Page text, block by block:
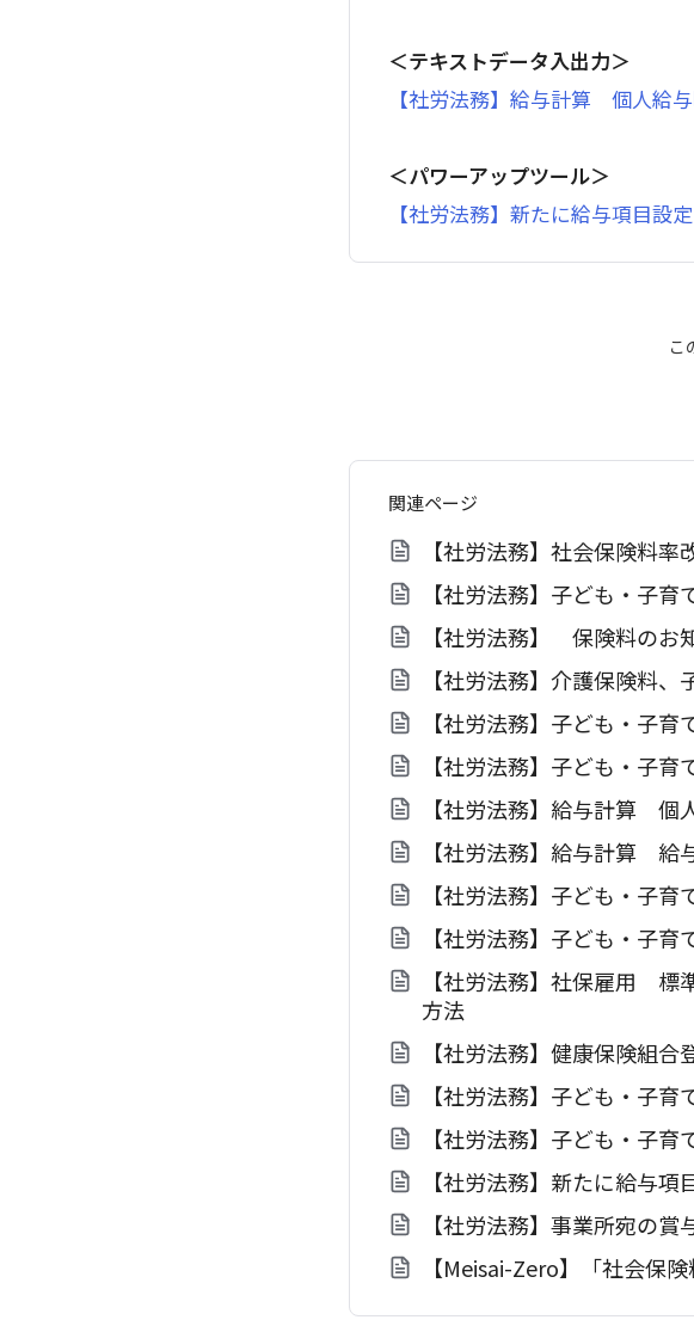
＜テキストデータ入出力＞
【社労法務】給与計算 個人給
＜パワーアップツール＞
【社労法務】新たに給与項目設
こ
関連ページ
【社労法務】社会保険料
【社労法務】子ども・子
【社労法務】 保険料のお
【社労法務】介護保険料
【社労法務】子ども・子
【社労法務】子ども・子
【社労法務】給与計算 個
【社労法務】給与計算 給
【社労法務】子ども・子
【社労法務】子ども・子
【社労法務】社保雇用 標
方法
【社労法務】健康保険組
【社労法務】子ども・子
【社労法務】子ども・子
【社労法務】新たに給与
【社労法務】事業所宛の
【Meisai-Zero】「社会保